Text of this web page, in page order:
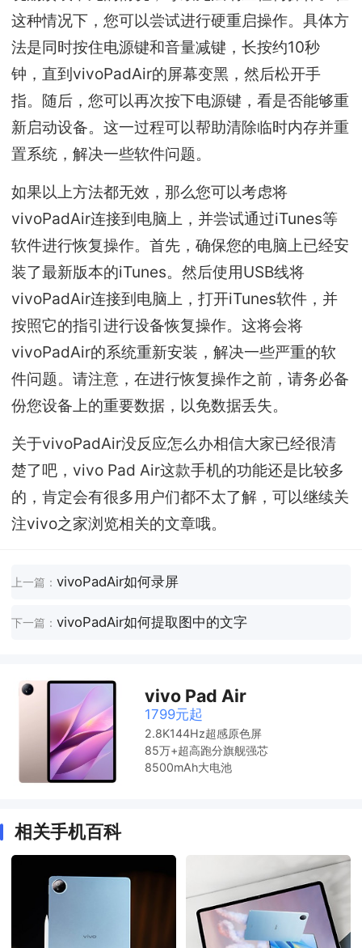
这种情况下，您可以尝试进行硬重启操作。具体方
法是同时按住电源键和音量减键，长按约10秒
钟，直到vivoPadAir的屏幕变黑，然后松开手
指。随后，您可以再次按下电源键，看是否能够重
新启动设备。这一过程可以帮助清除临时内存并重
置系统，解决一些软件问题。
如果以上方法都无效，那么您可以考虑将
vivoPadAir连接到电脑上，并尝试通过iTunes等
软件进行恢复操作。首先，确保您的电脑上已经安
装了最新版本的iTunes。然后使用USB线将
vivoPadAir连接到电脑上，打开iTunes软件，并
按照它的指引进行设备恢复操作。这将会将
vivoPadAir的系统重新安装，解决一些严重的软
件问题。请注意，在进行恢复操作之前，请务必备
份您设备上的重要数据，以免数据丢失。
关于vivoPadAir没反应怎么办相信大家已经很清
楚了吧，vivo Pad Air这款手机的功能还是比较多
的，肯定会有很多用户们都不太了解，可以继续关
注vivo之家浏览相关的文章哦。
上一篇：vivoPadAir如何录屏
下一篇：vivoPadAir如何提取图中的文字
vivo Pad Air
1799元起
2.8K144Hz超感原色屏
85万+超高跑分旗舰强芯
8500mAh大电池
相关手机百科